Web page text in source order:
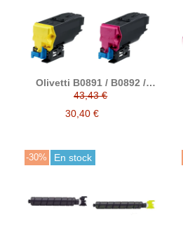
Olivetti B0891 / B0892 /
B0893 / B0894 tóner
compatible
43,43 €
30,40 €
-30% En stock